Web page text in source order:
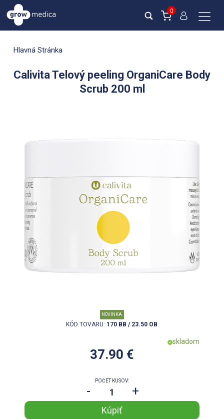
0
Hlavná Stránka
Calivita Telový peeling OrganiCare Body
Scrub 200 ml
NOVINKA
KÓD TOVARU: 170 BB / 23.50 OB
skladom
37.90 €
POČET KUSOV:
- +